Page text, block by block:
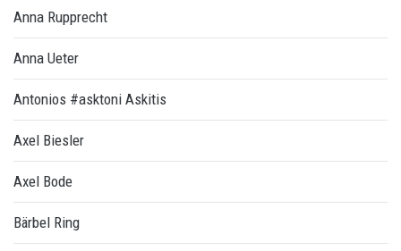
Anna Rupprecht
Anna Ueter
Antonios #asktoni Askitis
Axel Biesler
Axel Bode
Bärbel Ring